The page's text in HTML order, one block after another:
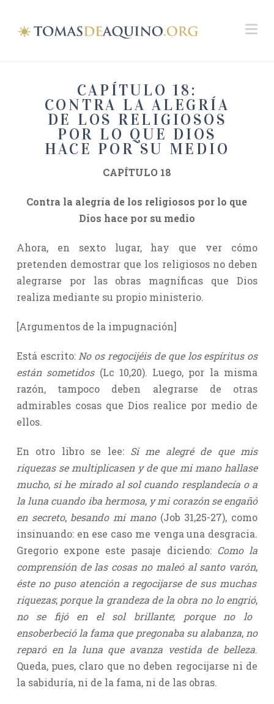
CAPÍTULO 18:
CONTRA LA ALEGRÍA
DE LOS RELIGIOSOS
POR LO QUE DIOS
HACE POR SU MEDIO
CAPÍTULO 18
Contra la alegría de los religiosos por lo que
Dios hace por su medio
Ahora, en sexto lugar, hay que ver cómo
pretenden demostrar que los religiosos no deben
alegrarse por las obras magníficas que Dios
realiza mediante su propio ministerio.
[Argumentos de la impugnación]
Está escrito: No os regocijéis de que los espíritus os
están sometidos (Lc 10,20). Luego, por la misma
razón, tampoco deben alegrarse de otras
admirables cosas que Dios realice por medio de
ellos.
En otro libro se lee: Si me alegré de que mis
riquezas se multiplicasen y de que mi mano hallase
mucho,si he mirado al sol cuando resplandecía o a
la luna cuando iba hermosa,y mi corazón se engañó
en secreto,besando mi mano (Job 31,25-27), como
insinuando: en ese caso me venga una desgracia.
Gregorio expone este pasaje diciendo: Como la
comprensión de las cosas no maleó al santo varón,
éste no puso atención a regocijarse de sus muchas
riquezas;porque la grandeza de la obra no lo engrió,
no se fijó en el sol brillante; porque no lo
ensoberbeció la fama que pregonaba su alabanza,no
reparó en la luna que avanza vestida de belleza.
Queda, pues, claro que no deben regocijarse ni de
la sabiduría, ni de la fama, ni de las obras.